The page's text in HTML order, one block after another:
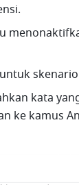
kata
ke kamus